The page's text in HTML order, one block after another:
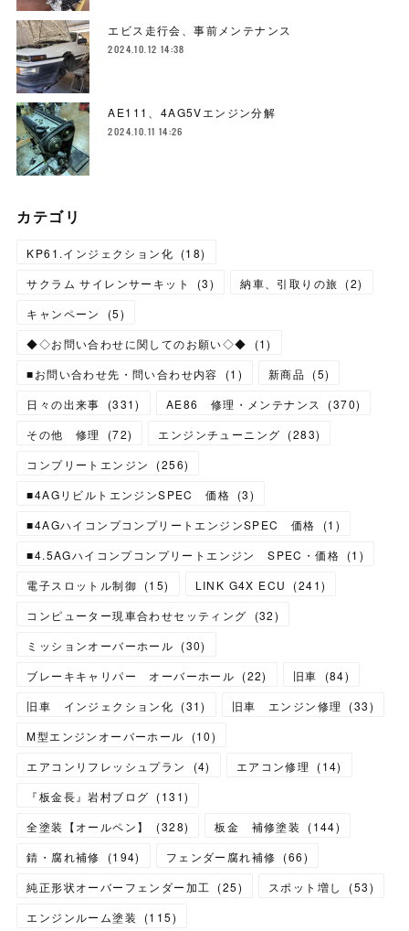
エビス走行会、事前メンテナンス
2024.10.12 14:38
AE111、4AG5Vエンジン分解
2024.10.11 14:26
カテゴリ
KP61.インジェクション化 (18)
サクラム サイレンサーキット
(3) 納車、引取りの旅 (2)
キャンペーン
(5)
◆◇お問い合わせに関してのお願い◇◆
(1)
■お問い合わせ先・問い合わせ内容
(1 ) 新商品 (5)
日々の出来事
(331) AE86 修理・メンテナンス (370)
その他 修理
(72) エンジンチューニング (283)
コンプリートエンジン
(256)
■4AGリビルトエンジンSPEC 価格 (3)
■4AGハイコンプコンプリートエンジンSPEC 価格
(1 )
■4.5AGハイコンプコンプリートエンジン SPEC・価格 (1 )
電子スロットル制御 (15) LINK G4X ECU (241)
コンピューター現車合わせセッティング
(32)
ミッションオーバーホール (30)
ブレーキキャリパー オーバーホール (22) 旧車 (84)
旧車 インジェクション化 (31) 旧車 エンジン修理 (33)
M型エンジンオーバーホール
(10)
エアコンリフレッシュプラン
(4) エアコン修理 (14)
『板金長』岩村ブログ (131)
全塗装【オールペン】
(328) 板金 補修塗装 (144)
錆・腐れ補修
(194) フェンダー腐れ補修 (66)
純正形状オーバーフェンダー加工
(25) スポット増し (53)
エンジンルーム塗装
(115)